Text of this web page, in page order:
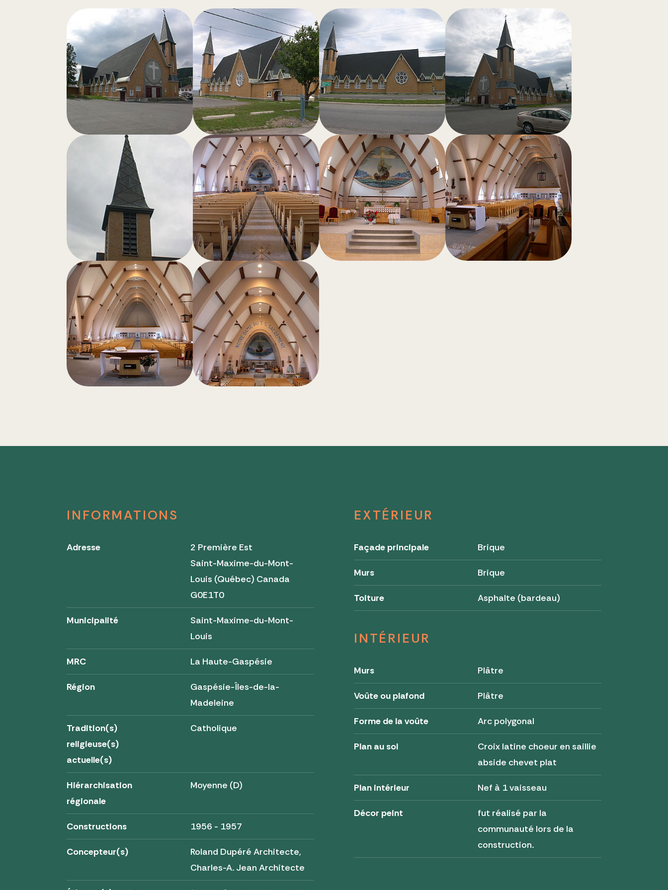
INFORMATIONS
Adresse
2 Première Est
Saint-Maxime-du-Mont-
Louis (Québec) Canada
G0E1T0
Municipalité
Saint-Maxime-du-Mont-
Louis
MRC La Haute-Gaspésie
Région
Gaspésie-Îles-de-la-
Madeleine
Tradition(s)
religieuse(s)
actuelle(s)
Catholique
Hiérarchisation
régionale
Moyenne (D)
Constructions 1956 - 1957
Concepteur(s)
Roland Dupéré Architecte,
Charles-A. Jean Architecte
EXTÉRIEUR
Façade principale Brique
Murs Brique
Toiture Asphalte (bardeau)
INTÉRIEUR
Murs Plâtre
Voûte ou plafond Plâtre
Forme de la voûte Arc polygonal
Plan au sol
Croix latine choeur en saillie
abside chevet plat
Plan intérieur Nef à 1 vaisseau
Décor peint
fut réalisé par la
communauté lors de la
construction.